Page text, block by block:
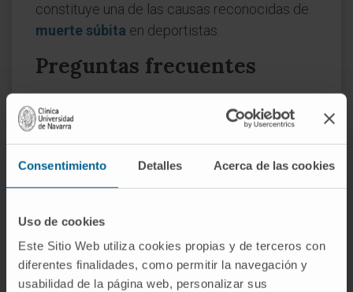
Consentimiento Detalles Acerca de las cookies
Uso de cookies
Este Sitio Web utiliza cookies propias y de terceros con
diferentes finalidades, como permitir la navegación y
usabilidad de la página web, personalizar sus
constituye una de las causas reconocidas de
muerte súbita en deportistas.
Preguntas frecuentes
¿De dónde viene la palabra
arritmogénico?
engendra). Significa literalmente "que produce
arritmia". La forma castellana sigue la pauta de
otros adjetivos médicos como carcinogénico
¿Qué diferencia hay entre
arritmogénico y proarrítmico?